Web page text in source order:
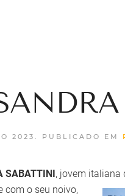
2023 . PUBLICADO EM
SABATTINI, jovem italiana
com o seu noivo,